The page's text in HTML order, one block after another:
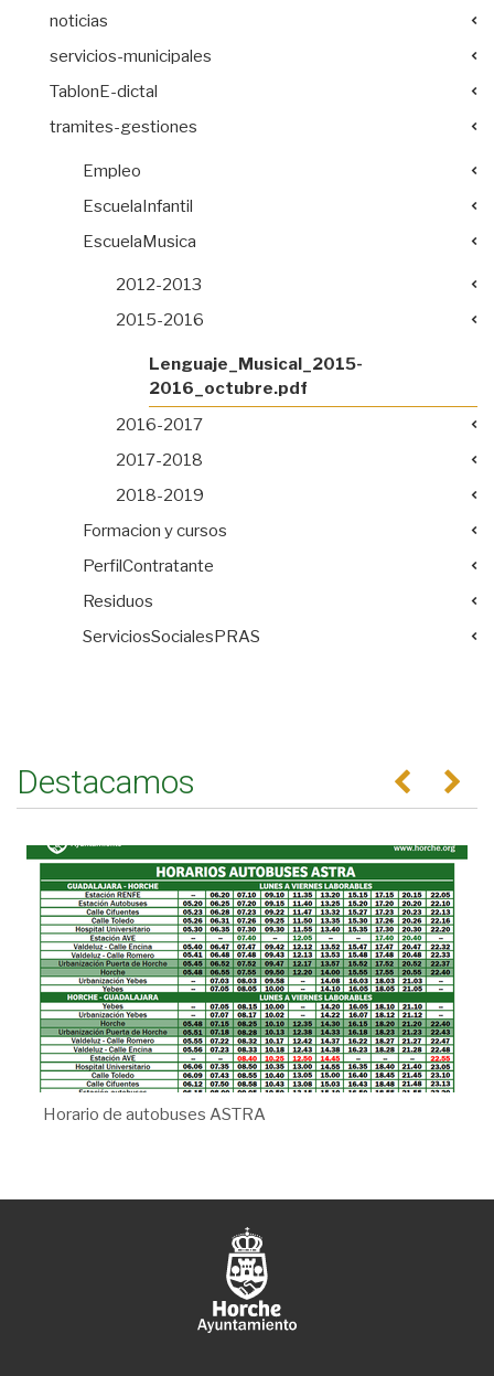
noticias
servicios-municipales
TablonE-dictal
tramites-gestiones
Empleo
EscuelaInfantil
EscuelaMusica
2012-2013
2015-2016
Lenguaje_Musical_2015-
2016_octubre.pdf
2016-2017
2017-2018
2018-2019
Formacion y cursos
PerfilContratante
Residuos
ServiciosSocialesPRAS
Destacamos Anterior
Horario de autobuses ASTRA